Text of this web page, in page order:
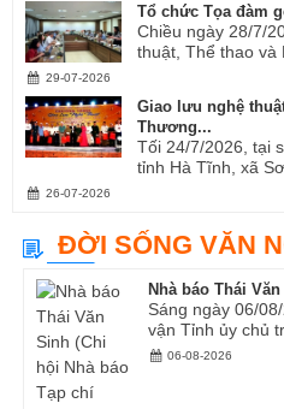
Tổ chức Tọa đàm
Chiều ngày 28/7/
thuật, Thể thao và
29-07-2026
Giao lưu nghệ
Thương...
Tối 24/7/2026, tại
tỉnh Hà Tĩnh, xã
26-07-2026
ĐỜI SỐNG VĂN
Nhà báo Thái
Sáng ngày 06/
vận Tỉnh ủy chủ
06-08-2026